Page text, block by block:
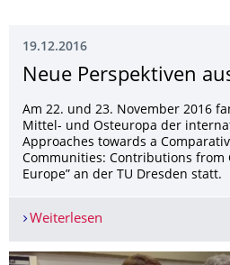
19.12.2016
Neue Perspektiven
Am 22. und 23. November 2016
Mittel- und Osteuropa der
Approaches towards a
Communities: Contributions from
Europe” an der TU Dresden statt.
Weiterlesen